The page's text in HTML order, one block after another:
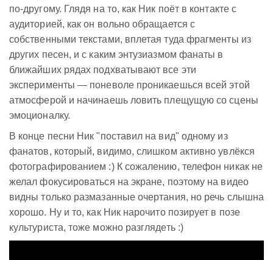
по-другому. Глядя на то, как Ник поёт в контакте с
аудиторией, как он вольно обращается с
собственными текстами, вплетая туда фрагменты из
других песен, и с каким энтузиазмом фанаты в
ближайших рядах подхватывают все эти
эксперименты — поневоле проникаешься всей этой
атмосферой и начинаешь ловить плещущую со сцены
эмоционалку.
В конце песни Ник "поставил на вид" одному из
фанатов, который, видимо, слишком активно увлёкся
фотографированием :) К сожалению, телефон никак не
желал фокусироваться на экране, поэтому на видео
видны только размазанные очертания, но речь слышна
хорошо. Ну и то, как Ник нарочито позирует в позе
культуриста, тоже можно разглядеть :)